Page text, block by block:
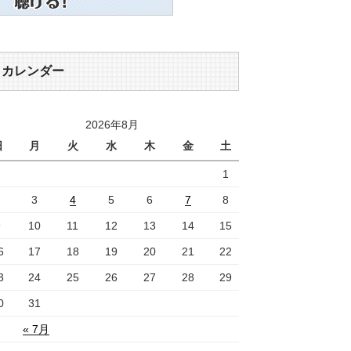
カレンダー
2026年8月
月 火 水 木 金 土
« 7月
1
3 4 5 6 7 8
10 11 12 13 14 15
17 18 19 20 21 22
24 25 26 27 28 29
31